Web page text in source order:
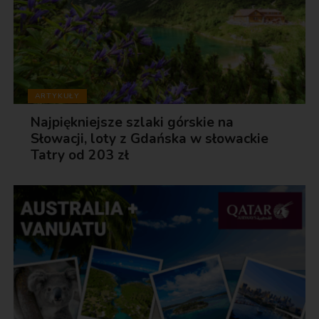
ARTYKUŁY
Najpiękniejsze szlaki górskie na
Słowacji, loty z Gdańska w słowackie
Tatry od 203 zł